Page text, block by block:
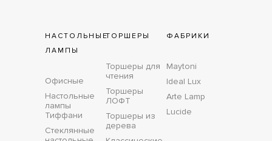
НАСТОЛЬНЫЕ
ЛАМПЫ
Офисные
Настольные
лампы
Тиффани
Стеклянные
ТОРШЕРЫ
Торшеры для
чтения
Торшеры
ЛОФТ
Торшеры из
дерева
ФАБРИКИ
Maytoni
Ideal Lux
Arte Lamp
Lucide